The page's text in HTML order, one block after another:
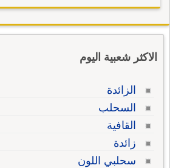
الاكثر شعبية اليوم
الزائدة
السحلب
القافية
زائدة
سحلبي اللون